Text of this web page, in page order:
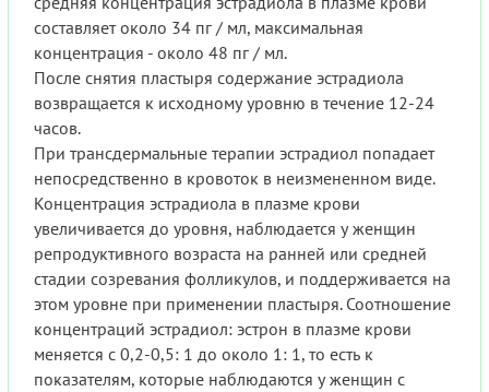
составляет около 34 пг / мл, максимальная
концентрация - около 48 пг / мл.
После снятия пластыря содержание эстрадиола
возвращается к исходному уровню в течение 12-24
часов.
При трансдермальные терапии эстрадиол попадает
непосредственно в кровоток в неизмененном виде.
Концентрация эстрадиола в плазме крови
увеличивается до уровня, наблюдается у женщин
репродуктивного возраста на ранней или средней
стадии созревания фолликулов, и поддерживается на
этом уровне при применении пластыря. Соотношение
концентраций эстрадиол: эстрон в плазме крови
меняется с 0,2-0,5: 1 до около 1: 1, то есть к
показателям, которые наблюдаются у женщин с